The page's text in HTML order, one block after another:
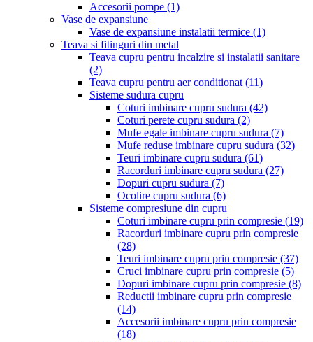
Accesorii pompe (1)
Vase de expansiune
Vase de expansiune instalatii termice (1)
Teava si fitinguri din metal
Teava cupru pentru incalzire si instalatii sanitare
(2)
Teava cupru pentru aer conditionat (11)
Sisteme sudura cupru
Coturi imbinare cupru sudura (42)
Coturi perete cupru sudura (2)
Mufe egale imbinare cupru sudura (7)
Mufe reduse imbinare cupru sudura (32)
Teuri imbinare cupru sudura (61)
Racorduri imbinare cupru sudura (27)
Dopuri cupru sudura (7)
Ocolire cupru sudura (6)
Sisteme compresiune din cupru
Coturi imbinare cupru prin compresie (19)
Racorduri imbinare cupru prin compresie
(28)
Teuri imbinare cupru prin compresie (37)
Cruci imbinare cupru prin compresie (5)
Dopuri imbinare cupru prin compresie (8)
Reductii imbinare cupru prin compresie
(14)
Accesorii imbinare cupru prin compresie
(18)